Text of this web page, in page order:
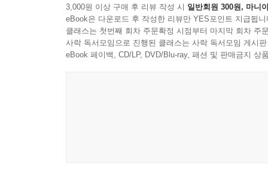
3,000원 이상 구매 후 리뷰 작성 시 일반회원 300원, 마니
eBook은 다운로드 후 작성한 리뷰만 YES포인트 지급됩니
클래스는 첫번째 회차 주문확정 시점부터 마지막 회차 주
사락 독서모임으로 진행된 클래스는 사락 독서모임 게시
eBook 페이백, CD/LP, DVD/Blu-ray, 패션 및 판매금지 상